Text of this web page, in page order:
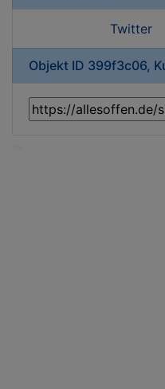
Twitter
Objekt ID 399f3c06,